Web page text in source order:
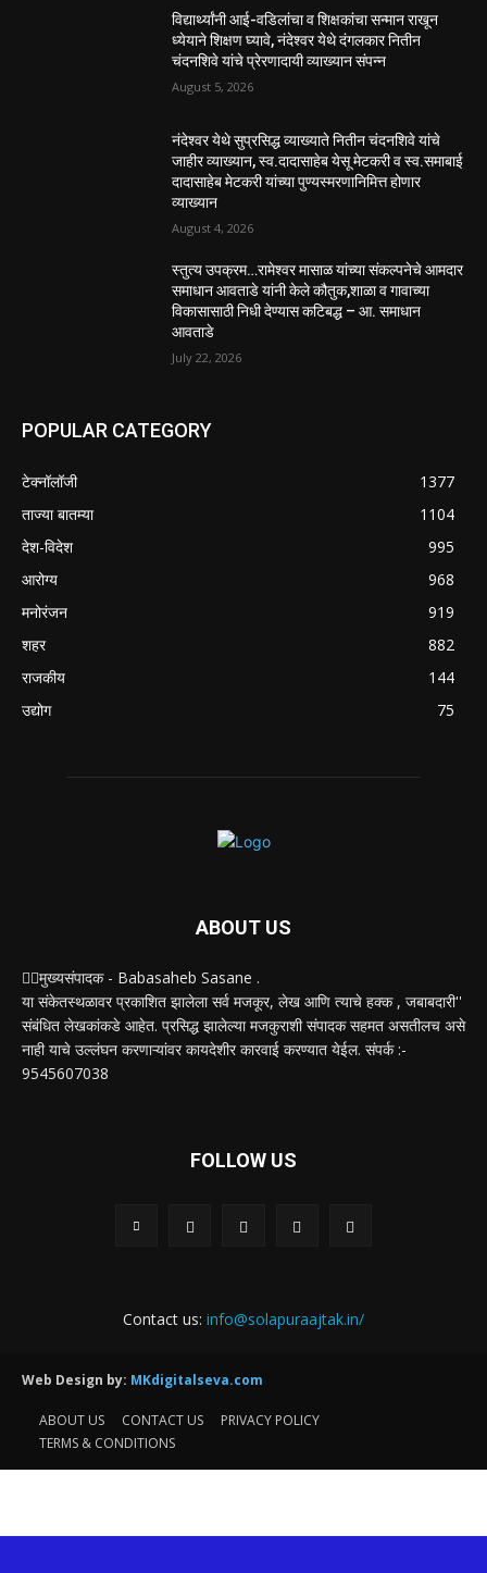
विद्यार्थ्यांनी आई-वडिलांचा व शिक्षकांचा सन्मान राखून
ध्येयाने शिक्षण घ्यावे, नंदेश्वर येथे दंगलकार नितीन
चंदनशिवे यांचे प्रेरणादायी व्याख्यान संपन्न
August 5, 2026
नंदेश्वर येथे सुप्रसिद्ध व्याख्याते नितीन चंदनशिवे यांचे
जाहीर व्याख्यान, स्व.दादासाहेब येसू मेटकरी व स्व.समाबाई
दादासाहेब मेटकरी यांच्या पुण्यस्मरणानिमित्त होणार
व्याख्यान
August 4, 2026
स्तुत्य उपक्रम…रामेश्वर मासाळ यांच्या संकल्पनेचे आमदार
समाधान आवताडे यांनी केले कौतुक,शाळा व गावाच्या
विकासासाठी निधी देण्यास कटिबद्ध – आ. समाधान
आवताडे
July 22, 2026
POPULAR CATEGORY
टेक्नॉलॉजी
1377
ताज्या बातम्या
1104
देश-विदेश
995
आरोग्य
968
मनोरंजन
919
शहर
882
राजकीय
144
उद्योग
75
ABOUT US
✍🏻मुख्यसंपादक - Babasaheb Sasane .
या संकेतस्थळावर प्रकाशित झालेला सर्व मजकूर, लेख आणि त्याचे हक्क , जबाबदारी''
संबंधित लेखकांकडे आहेत. प्रसिद्ध झालेल्या मजकुराशी संपादक सहमत असतीलच असे
नाही याचे उल्लंघन करणाऱ्यांवर कायदेशीर कारवाई करण्यात येईल. संपर्क :-
9545607038
FOLLOW US
Contact us: info@solapuraajtak.in/
Web Design by: MKdigitalseva.com
ABOUT US CONTACT US
PRIVACY POLICY
TERMS & CONDITIONS